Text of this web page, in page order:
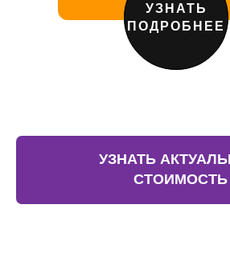
УЗНАТЬ
ПОДРОБНЕЕ
УЗНАТЬ
СТОИМОСТЬ